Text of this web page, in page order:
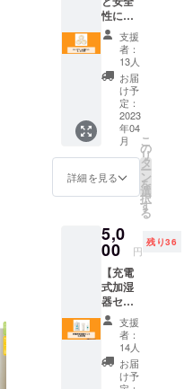
セット
です。
大切な
人には
やはり
文字で
何かを
伝えた
いも
の。 受
け取っ
た人が
ザイン
を考え
まし
た。 ウ
クライ
ナのデ
ザイ
ナー作
品で
す。"
性にこ
だわり
開発さ
れたハ
ンドク
リーム
です。
口に
入って
も安全
な天然
由来の
原料で
作られ
ので、
猫や小
さいお
子様が
いても
安心し
て使用
できま
す。
支援
者：
13人
お届
け予
定：
2023
年04
月
詳細を見る
こ
の
リ
タ
ー
ン
を
選
択
す
る
5,0
00 円
残り36
【充電
式加湿
器セッ
ト】 充
電式の
小型加
湿器、
100ml
支援
者：
14人
お届
け予